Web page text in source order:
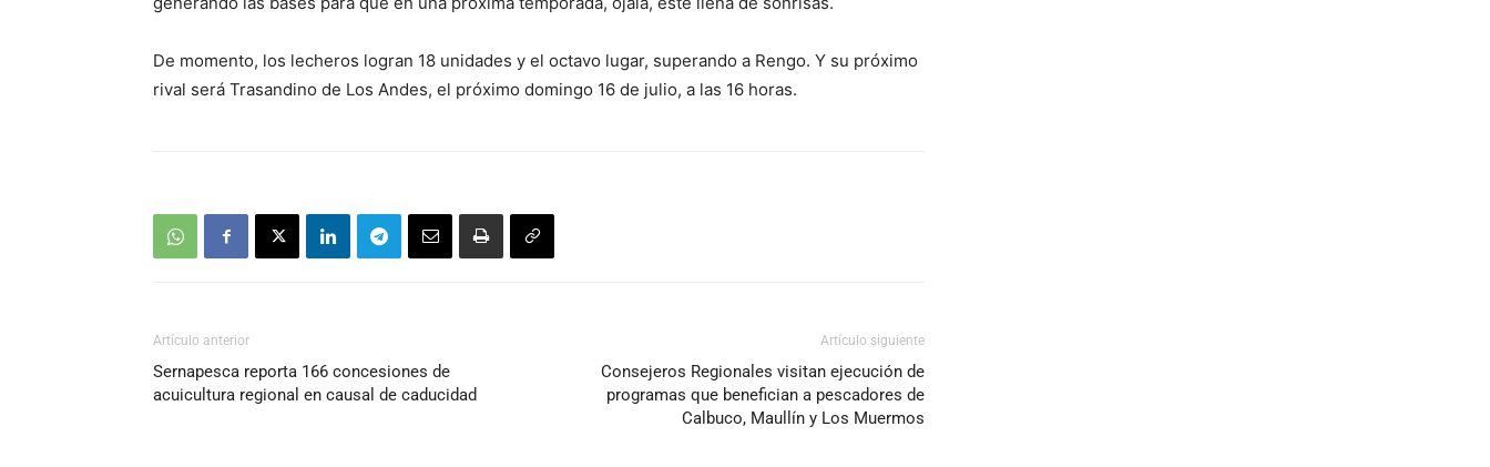
De momento, los lecheros logran 18 unidades y el octavo lugar, superando a Rengo. Y su próximo
rival será Trasandino de Los Andes, el próximo domingo 16 de julio, a las 16 horas.
Artículo anterior
Sernapesca reporta 166 concesiones de
acuicultura regional en causal de caducidad
Artículo siguiente
Consejeros Regionales visitan ejecución de
programas que benefician a pescadores de
Calbuco, Maullín y Los Muermos